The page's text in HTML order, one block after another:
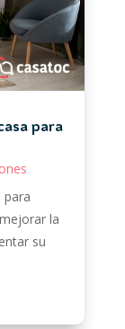
para
para
la
su